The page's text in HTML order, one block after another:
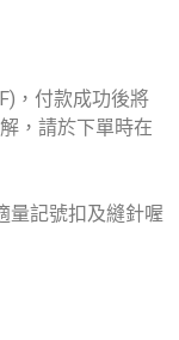
，付款成功後將
，請於下單時在
量記號扣及縫針喔